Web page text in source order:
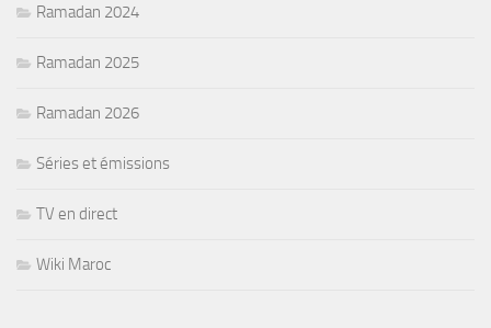
Ramadan 2024
Ramadan 2025
Ramadan 2026
Séries et émissions
TV en direct
Wiki Maroc